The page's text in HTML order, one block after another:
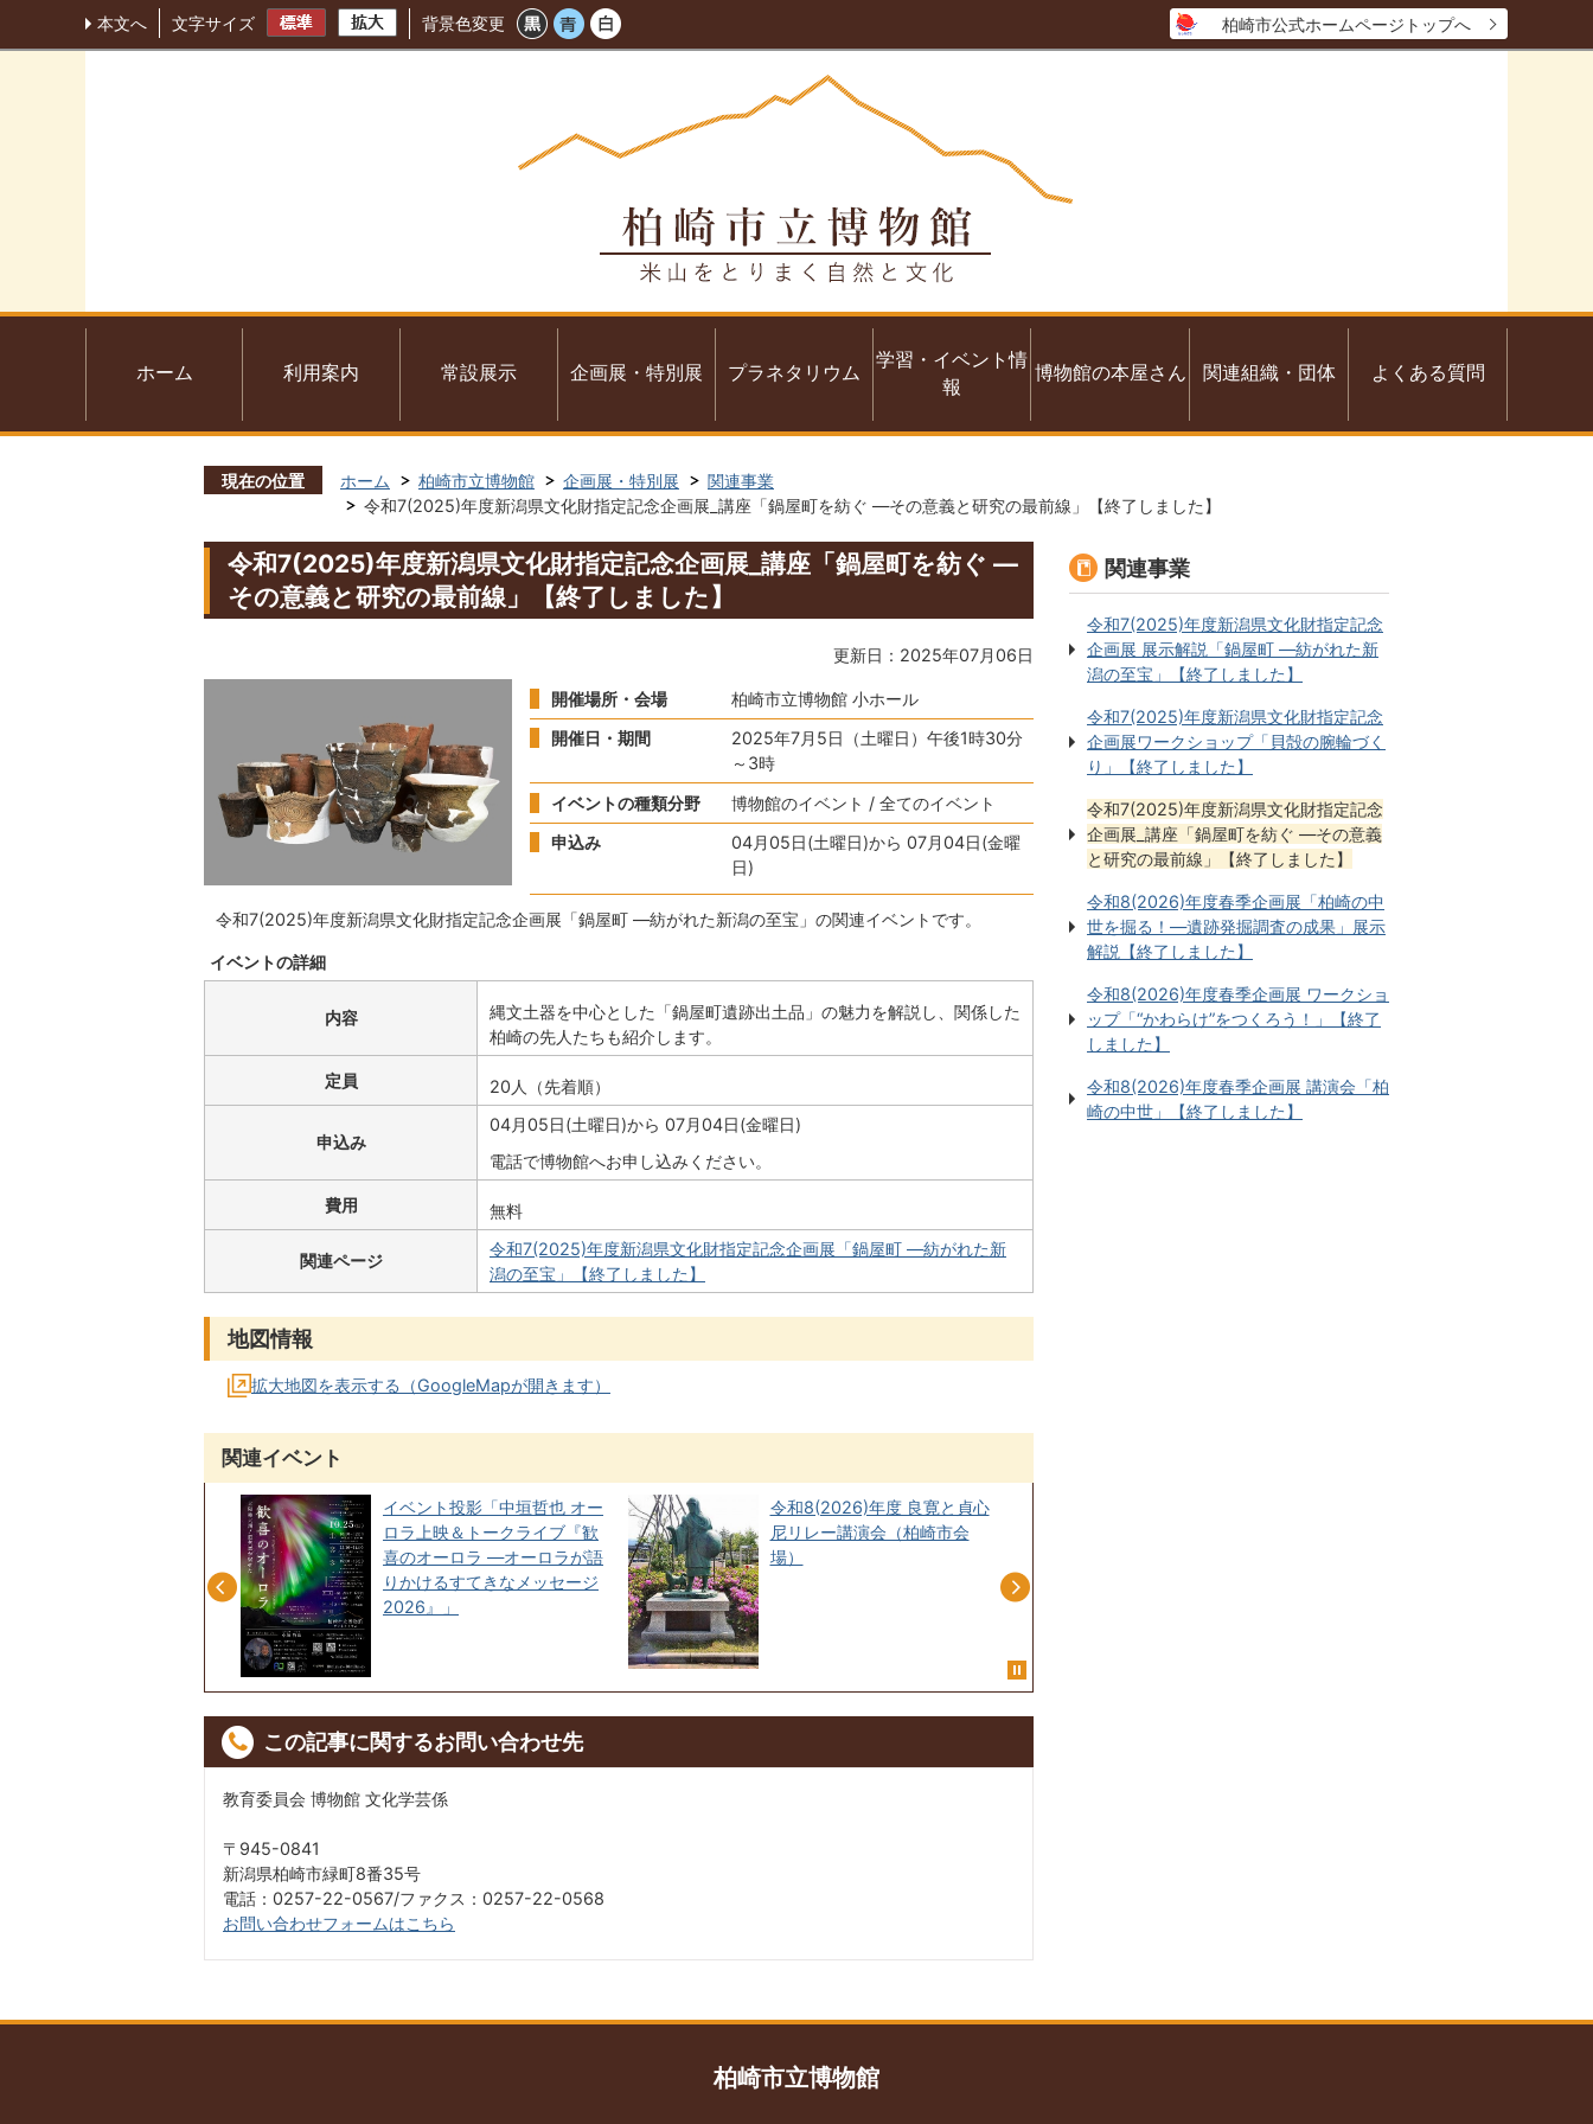
本文へ 文字サイズ 背景色変更 柏崎市公式ホームページトップへ
ホーム 利用案内 常設展示 企画展・特別展 プラネタリウム
学習・イベント情
報
博物館の本屋さん 関連組織・団体 よくある質問
現在の位置 ホーム 柏崎市立博物館 企画展・特別展
関連事業
令和7(2025)年度新潟県文化財指定記念企画展_講座「鍋屋町を紡ぐ ―その意義と研究の最前線」【終了しました】
令和7(2025)年度新潟県文化財指定記念企画展_講座「鍋屋町を紡ぐ ―
その意義と研究の最前線」【終了しました】
更新日：2025年07月06日
開催場所・会場
柏崎市立博物館 小ホール
開催日・期間
2025年7月5日（土曜日）午後1時30分
～3時
イベントの種類分野
博物館のイベント / 全てのイベント
申込み
04月05日(土曜日)から 07月04日(金曜
日)
令和7(2025)年度新潟県文化財指定記念企画展「鍋屋町 ―紡がれた新潟の至宝」の関連イベントです。
イベントの詳細
内容
縄文土器を中心とした「鍋屋町遺跡出土品」の魅力を解説し、関係した
柏崎の先人たちも紹介します。
定員 20人（先着順）
申込み
04月05日(土曜日)から 07月04日(金曜日)
電話で博物館へお申し込みください。
費用 無料
関連ページ
令和7(2025)年度新潟県文化財指定記念企画展「鍋屋町 ―紡がれた新
潟の至宝」【終了しました】
地図情報
拡大地図を表示する（GoogleMapが開きます）
関連イベント
イベント投影「中垣哲也 オー
ロラ上映＆トークライブ『歓
喜のオーロラ ―オーロラが語
りかけるすてきなメッセージ
2026』」
令和8(2026)年度 良寛と貞心
尼リレー講演会（柏崎市会
場）
この記事に関するお問い合わせ先
教育委員会 博物館 文化学芸係
〒945-0841
新潟県柏崎市緑町8番35号
電話：0257-22-0567/ファクス：0257-22-0568
お問い合わせフォームはこちら
関連事業
令和7(2025)年度新潟県文化財指定記念
企画展 展示解説「鍋屋町 ―紡がれた新
潟の至宝」【終了しました】
令和7(2025)年度新潟県文化財指定記念
企画展ワークショップ「貝殻の腕輪づく
り」【終了しました】
令和7(2025)年度新潟県文化財指定記念
企画展_講座「鍋屋町を紡ぐ ―その意義
と研究の最前線」【終了しました】
令和8(2026)年度春季企画展「柏崎の中
世を掘る！―遺跡発掘調査の成果」展示
解説【終了しました】
令和8(2026)年度春季企画展 ワークショ
ップ「“かわらけ”をつくろう！」【終了
しました】
令和8(2026)年度春季企画展 講演会「柏
崎の中世」【終了しました】
柏崎市立博物館